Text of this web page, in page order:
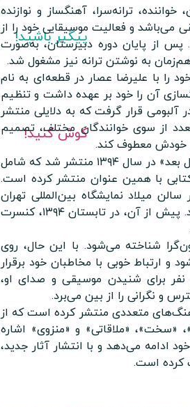
پیگیر باشید!
گوش کنید!
۱۳۶۲ در تهران، خواننده، ترانه‌سرا، آهنگساز و نوازنده
می‌باشد و فعالیت موسیقایی خود را از
پس از پایان دوره دبیرستان، به‌صورت
به نوشتن ترانه نیز مشغول شد.
خود را با علیرضا عصار در قطعه‌ای به نام
آن را خود بر عهده داشت و تنظیم
قرار گرفت که به دلایلی منتشر
از سوی خوانندگان مختلف، تصمیم
خودش معطوف کند.
اولین آلبوم رسمی رستاک با نام «پاییز سال بعد» در سال ۱۳۹۴ منتشر شد که شامل
با همین عنوان منتشر کرده است.
کنسرت بزرگ او در ۲۹ آذر ۱۳۹۵ در سالن میلاد نمایشگاه بین‌المللی تهران
برگزار شد که با استقبال خوبی مواجه گردید. پیش از آن، در تابستان ۱۳۹۴، کنسرت
شناخته می‌شود. با این حال، روی
ارتباط خوبی با مخاطبان خود برقرار
برای شنیدن موسیقی و صدای او،
و نگرانی را از بین می‌برد.
متعددی منتشر کرده است که از
«سخت»، «ملاقاتی» و «منزوی» اشاره
ادامه می‌دهد و با انتشار آثار جدید،
کرده است.